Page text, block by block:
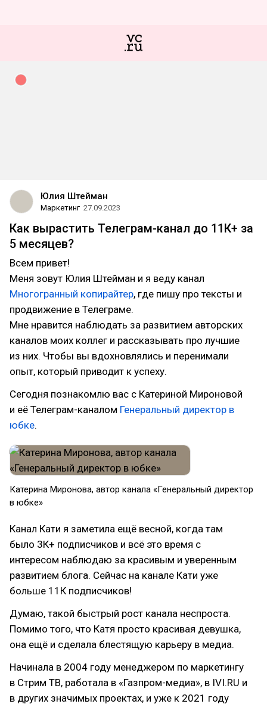
Юлия Штейман
Маркетинг 27.09.2023
Как вырастить Телеграм-канал до 11К+ за
5 месяцев?
Всем привет!
Меня зовут Юлия Штейман и я веду канал
Многогранный копирайтер, где пишу про тексты и
продвижение в Телеграме.
Мне нравится наблюдать за развитием авторских
каналов моих коллег и рассказывать про лучшие
из них. Чтобы вы вдохновлялись и перенимали
опыт, который приводит к успеху.
Сегодня познакомлю вас с Катериной Мироновой
и её Телеграм-каналом Генеральный директор в
юбке.
Катерина Миронова, автор канала «Генеральный директор
в юбке»
Канал Кати я заметила ещё весной, когда там
было 3К+ подписчиков и всё это время с
интересом наблюдаю за красивым и уверенным
развитием блога. Сейчас на канале Кати уже
больше 11К подписчиков!
Думаю, такой быстрый рост канала неспроста.
Помимо того, что Катя просто красивая девушка,
она ещё и сделала блестящую карьеру в медиа.
Начинала в 2004 году менеджером по маркетингу
в Стрим ТВ, работала в «Газпром-медиа», в IVI.RU и
в других значимых проектах, и уже к 2021 году